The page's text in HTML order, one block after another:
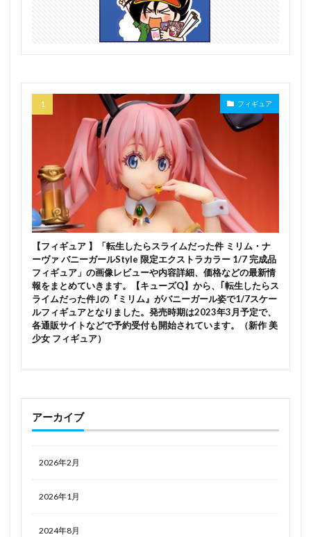
フィギュア
【フィギュア 】「転生したらスライムだった件 ミリム・ナ
ーヴァ バニーガールStyle 限定エクストラカラー 1/7 完成品
フィギュア」の画像レビューや内容詳細、価格などの最新情
報をまとめていきます。【キューズQ】から、｢転生したらス
ライムだった件｣の『ミリム』がバニーガール姿で1/7スケー
ルフィギュアとなりました。発売時期は2023年3月予定で、
各通販サイトなどで予約受付も開始されています。（新作 美
少女 フィギュア）
アーカイブ
2026年2月
2026年1月
2024年8月